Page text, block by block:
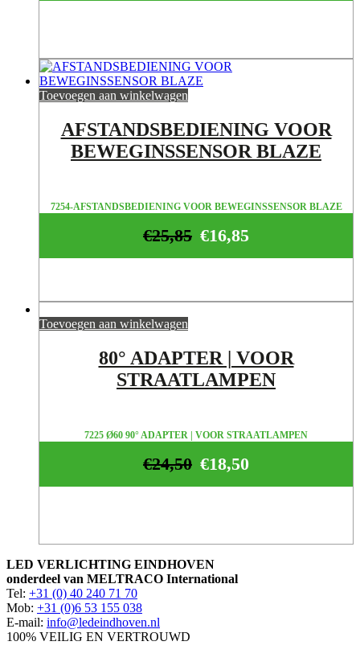
Toevoegen aan winkelwagen
AFSTANDSBEDIENING VOOR
BEWEGINSSENSOR BLAZE
7254-AFSTANDSBEDIENING VOOR BEWEGINSSENSOR BLAZE
€16,85
€25,85
Toevoegen aan winkelwagen
80° ADAPTER | VOOR
STRAATLAMPEN
7225 Ø60 90° ADAPTER | VOOR STRAATLAMPEN
€18,50
€24,50
LED VERLICHTING EINDHOVEN
onderdeel van MELTRACO International
Tel: +31 (0) 40 240 71 70
Mob: +31 (0)6 53 155 038
E-mail: info@ledeindhoven.nl
100% VEILIG EN VERTROUWD